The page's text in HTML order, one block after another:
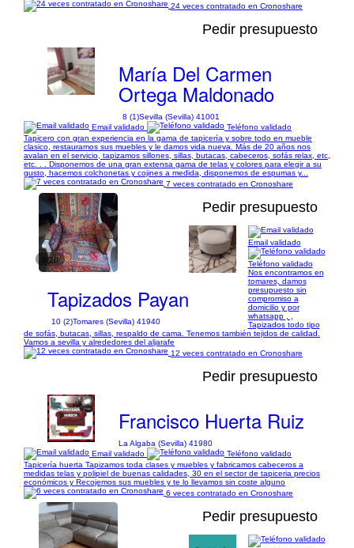
24 veces contratado en Cronoshare
Pedir presupuesto
María Del Carmen
Ortega Maldonado
8 (1)Sevilla (Sevilla) 41001
Email validado
Teléfono validado
Tapicero con gran experiencia en la gama de tapicería y sobre todo en mueble
clasico, restauramos sus muebles y le damos vida nueva. Más de 20 años nos
avalan en el servicio, tapizamos sillones, sillas, butacas, cabeceros, sofás relax, etc,
etc. . . Disponemos de una gran extensa gama de telas y colores para elegir a su
gusto, hacemos colchonetas y cojines a medida, disponemos de espumas y...
7 veces contratado en Cronoshare
1/20
Pedir presupuesto
Tapizados Payan
10 (2)Tomares (Sevilla) 41940
Email validado
Teléfono validado
Nos encontramos en
tomares, damos
presupuesto sin
compromiso a
domicilio y por
whatsapp , ,
Tapizados todo tipo
de sofás, butacas, sillas, respaldo de cama. Tenemos también tejidos de calidad.
Vamos a sevilla y alrededores del aljarafe
12 veces contratado en Cronoshare
Pedir presupuesto
Francisco Huerta Ruiz
La Algaba (Sevilla) 41980
Email validado
Teléfono validado
Tapicería huerta Tapizamos toda clases y muebles y fabricamos cabeceros a
medidas telas y polipiel de buenas calidades, 30 en el sector de tapiceria precios
económicos y Recojemos sus muebles y te lo llevamos sin coste alguno
6 veces contratado en Cronoshare
Pedir presupuesto